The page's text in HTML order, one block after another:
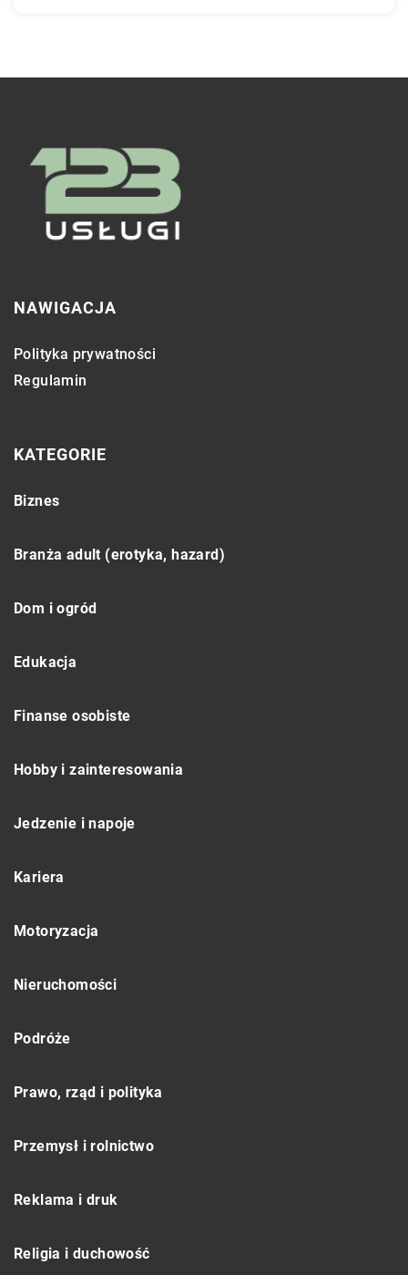
NAWIGACJA
Polityka prywatności
Regulamin
KATEGORIE
Biznes
Branża adult (erotyka, hazard)
Dom i ogród
Edukacja
Finanse osobiste
Hobby i zainteresowania
Jedzenie i napoje
Kariera
Motoryzacja
Nieruchomości
Podróże
Prawo, rząd i polityka
Przemysł i rolnictwo
Reklama i druk
Religia i duchowość